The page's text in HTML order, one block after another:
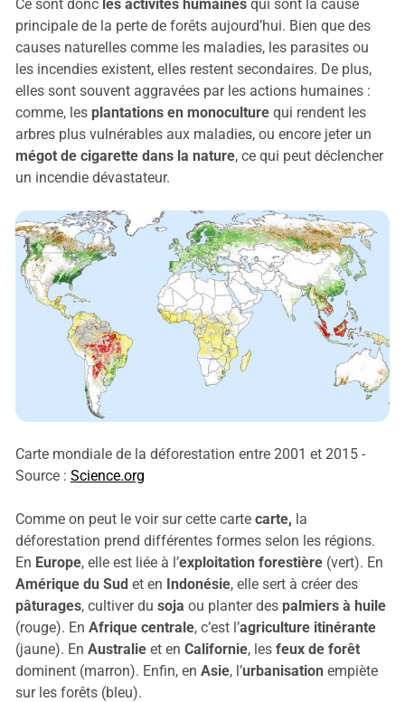
Ce sont donc les activités humainesqui sont la cause
principale de la perte de forêts aujourd’hui. Bien que des
causes naturelles comme les maladies, les parasites ou
les incendies existent, elles restent secondaires. De plus,
elles sont souvent aggravées par les actions humaines :
comme, les plantations en monoculturequi rendent les
arbres plus vulnérables aux maladies, ou encore jeter un
mégot de cigarette dans la nature, ce qui peut déclencher
un incendie dévastateur.
Carte mondiale de la déforestation entre 2001 et 2015 -
Source : Science.org
Comme on peut le voir sur cette carte carte, la
déforestation prend différentes formes selon les régions.
En Europe, elle est liée à l’exploitation forestière(vert). En
Amérique du Sudet en Indonésie, elle sert à créer des
pâturages, cultiver du soja ou planter des palmiers à huile
(rouge). En Afrique centrale, c’est l’agriculture itinérante
(jaune). En Australieet en Californie, les feux de forêt
dominent (marron). Enfin, en Asie, l’urbanisationempiète
sur les forêts (bleu).